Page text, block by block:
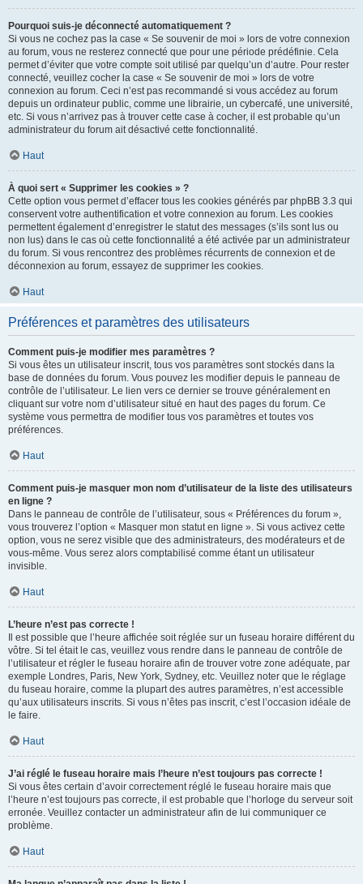
Pourquoi suis-je déconnecté automatiquement ?
Si vous ne cochez pas la case « Se souvenir de moi » lors de votre connexion
au forum, vous ne resterez connecté que pour une période prédéfinie. Cela
permet d’éviter que votre compte soit utilisé par quelqu’un d’autre. Pour rester
connecté, veuillez cocher la case « Se souvenir de moi » lors de votre
connexion au forum. Ceci n’est pas recommandé si vous accédez au forum
depuis un ordinateur public, comme une librairie, un cybercafé, une université,
etc. Si vous n’arrivez pas à trouver cette case à cocher, il est probable qu’un
administrateur du forum ait désactivé cette fonctionnalité.
Haut
À quoi sert « Supprimer les cookies » ?
Cette option vous permet d’effacer tous les cookies générés par phpBB 3.3 qui
conservent votre authentification et votre connexion au forum. Les cookies
permettent également d’enregistrer le statut des messages (s’ils sont lus ou
non lus) dans le cas où cette fonctionnalité a été activée par un administrateur
du forum. Si vous rencontrez des problèmes récurrents de connexion et de
déconnexion au forum, essayez de supprimer les cookies.
Haut
Préférences et paramètres des utilisateurs
Comment puis-je modifier mes paramètres ?
Si vous êtes un utilisateur inscrit, tous vos paramètres sont stockés dans la
base de données du forum. Vous pouvez les modifier depuis le panneau de
contrôle de l’utilisateur. Le lien vers ce dernier se trouve généralement en
cliquant sur votre nom d’utilisateur situé en haut des pages du forum. Ce
système vous permettra de modifier tous vos paramètres et toutes vos
préférences.
Haut
Comment puis-je masquer mon nom d’utilisateur de la liste des utilisateurs
en ligne ?
Dans le panneau de contrôle de l’utilisateur, sous « Préférences du forum »,
vous trouverez l’option « Masquer mon statut en ligne ». Si vous activez cette
option, vous ne serez visible que des administrateurs, des modérateurs et de
vous-même. Vous serez alors comptabilisé comme étant un utilisateur
invisible.
Haut
L’heure n’est pas correcte !
Il est possible que l’heure affichée soit réglée sur un fuseau horaire différent du
vôtre. Si tel était le cas, veuillez vous rendre dans le panneau de contrôle de
l’utilisateur et régler le fuseau horaire afin de trouver votre zone adéquate, par
exemple Londres, Paris, New York, Sydney, etc. Veuillez noter que le réglage
du fuseau horaire, comme la plupart des autres paramètres, n’est accessible
qu’aux utilisateurs inscrits. Si vous n’êtes pas inscrit, c’est l’occasion idéale de
le faire.
Haut
J’ai réglé le fuseau horaire mais l’heure n’est toujours pas correcte !
Si vous êtes certain d’avoir correctement réglé le fuseau horaire mais que
l’heure n’est toujours pas correcte, il est probable que l’horloge du serveur soit
erronée. Veuillez contacter un administrateur afin de lui communiquer ce
problème.
Haut